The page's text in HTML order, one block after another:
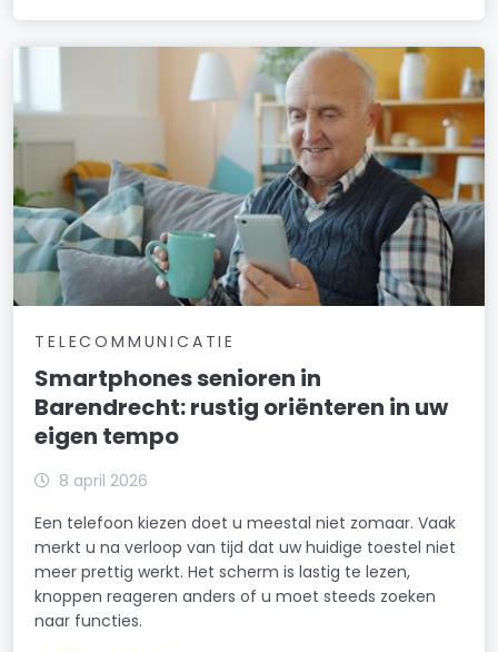
TELECOMMUNICATIE
Smartphones senioren in
Barendrecht: rustig oriënteren in uw
eigen tempo
8 april 2026
Een telefoon kiezen doet u meestal niet zomaar. Vaak
merkt u na verloop van tijd dat uw huidige toestel niet
meer prettig werkt. Het scherm is lastig te lezen,
knoppen reageren anders of u moet steeds zoeken
naar functies.